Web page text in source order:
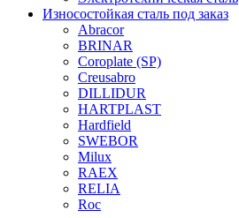
Износостойкая сталь под заказ
Abracor
BRINAR
Coroplate (SP)
Creusabro
DILLIDUR
HARTPLAST
Hardfield
SWEBOR
Milux
RAEX
RELIA
Roc